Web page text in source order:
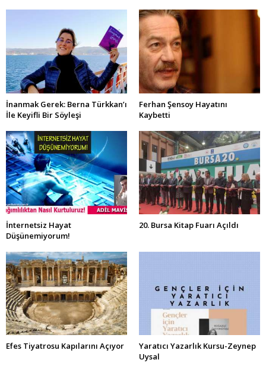
İnanmak Gerek: Berna Türkkan’ı
İle Keyifli Bir Söyleşi
Ferhan Şensoy Hayatını
Kaybetti
İnternetsiz Hayat
Düşünemiyorum!
20. Bursa Kitap Fuarı Açıldı
Efes Tiyatrosu Kapılarını Açıyor
Yaratıcı Yazarlık Kursu-Zeynep
Uysal